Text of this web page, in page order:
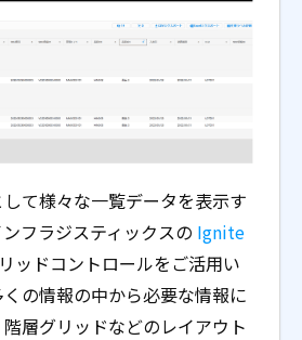
て様々な一覧データを表示す
フラジスティックスの Ignite
ッドコントロールをご活用い
の情報の中から必要な情報に
層グリッドなどのレイアウト